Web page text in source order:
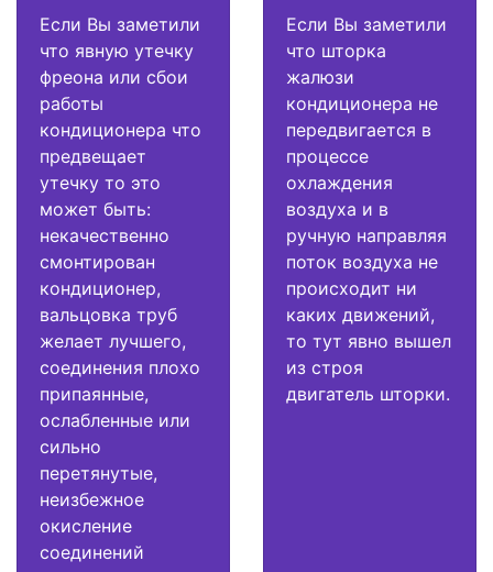
Если Вы заметили
что явную утечку
фреона или сбои
работы
кондиционера что
предвещает
утечку то это
может быть:
некачественно
смонтирован
кондиционер,
вальцовка труб
желает лучшего,
соединения плохо
припаянные,
ослабленные или
сильно
перетянутые,
неизбежное
окисление
соединений
Если Вы заметили
что шторка
жалюзи
кондиционера не
передвигается в
процессе
охлаждения
воздуха и в
ручную направляя
поток воздуха не
происходит ни
каких движений,
то тут явно вышел
из строя
двигатель шторки.